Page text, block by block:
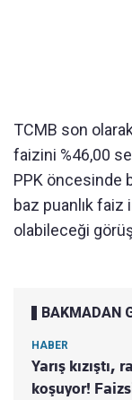
TCMB son
faizini %46,00
PPK öncesinde
baz puanlık
olabileceği
BAKMADAN
HABER
Yarış kızıştı,
koşuyor!